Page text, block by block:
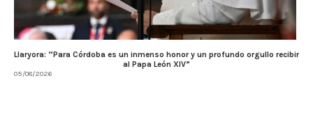
Llaryora: “Para Córdoba es un inmenso honor y un profundo orgullo recibir
al Papa León XIV”
05/08/2026